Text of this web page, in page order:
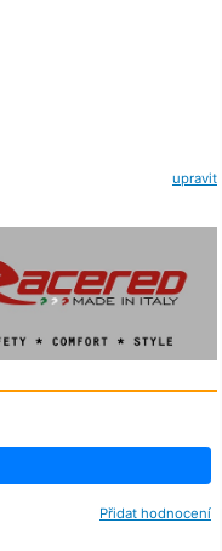
upravit
Přidat hodnocení